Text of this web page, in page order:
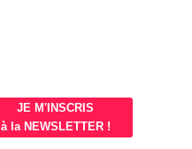
JE M'INSCRIS
à la NEWSLETTER !